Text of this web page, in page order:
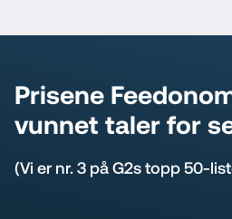
Prisene
vunnet taler for
(Vi er nr. 3 på G2s topp 50-